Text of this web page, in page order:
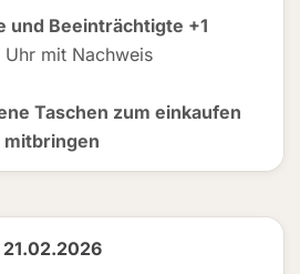
und Beeinträchtigte +1
Uhr mit Nachweis
Taschen zum einkaufen
mitbringen
21.02.2026